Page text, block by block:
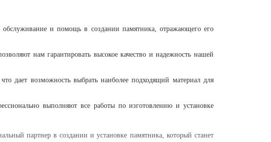
и помощь в создании памятника, отражающего его
нам гарантировать высокое качество и надежность нашей
дает возможность выбрать наиболее подходящий материал для
выполняют все работы по изготовлению и установке
партнер в создании и установке памятника, который станет